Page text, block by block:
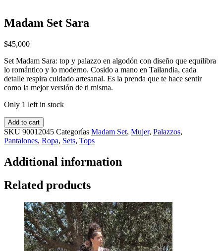
Madam Set Sara
$45,000
Set Madam Sara: top y palazzo en algodón con diseño que equilibra
lo romántico y lo moderno. Cosido a mano en Tailandia, cada
detalle respira cuidado artesanal. Es la prenda que te hace sentir
como la mejor versión de ti misma.
Only 1 left in stock
Add to cart
SKU 90012045 Categorías Madam Set, Mujer, Palazzos,
Pantalones, Ropa, Sets, Tops
Additional information
Related products